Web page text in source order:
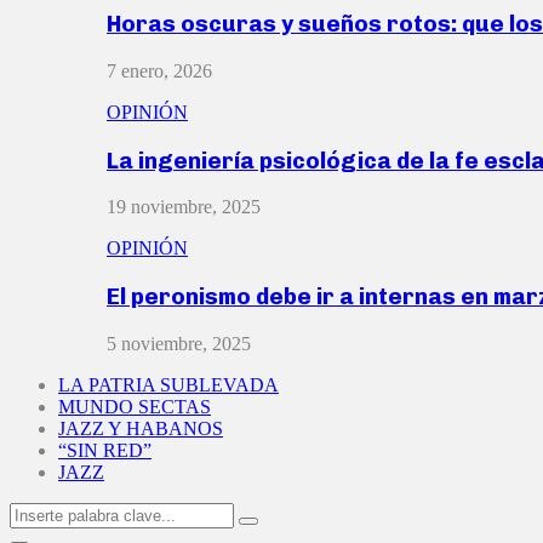
Horas oscuras y sueños rotos: que
7 enero, 2026
OPINIÓN
La ingeniería psicológica de la fe
19 noviembre, 2025
OPINIÓN
El peronismo debe ir a internas en
5 noviembre, 2025
LA PATRIA SUBLEVADA
MUNDO SECTAS
JAZZ Y HABANOS
“SIN RED”
JAZZ
Search
for:
Search